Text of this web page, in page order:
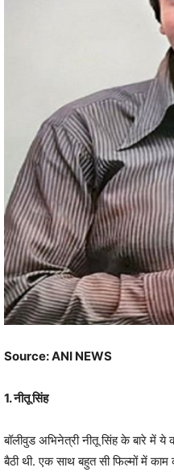
Source: ANI NEWS
1. नीतू सिंह
बॉलीवुड अभिनेत्री नीतू सिंह के बारे में
बैठी थी. एक साथ बहुत सी फिल्मों में